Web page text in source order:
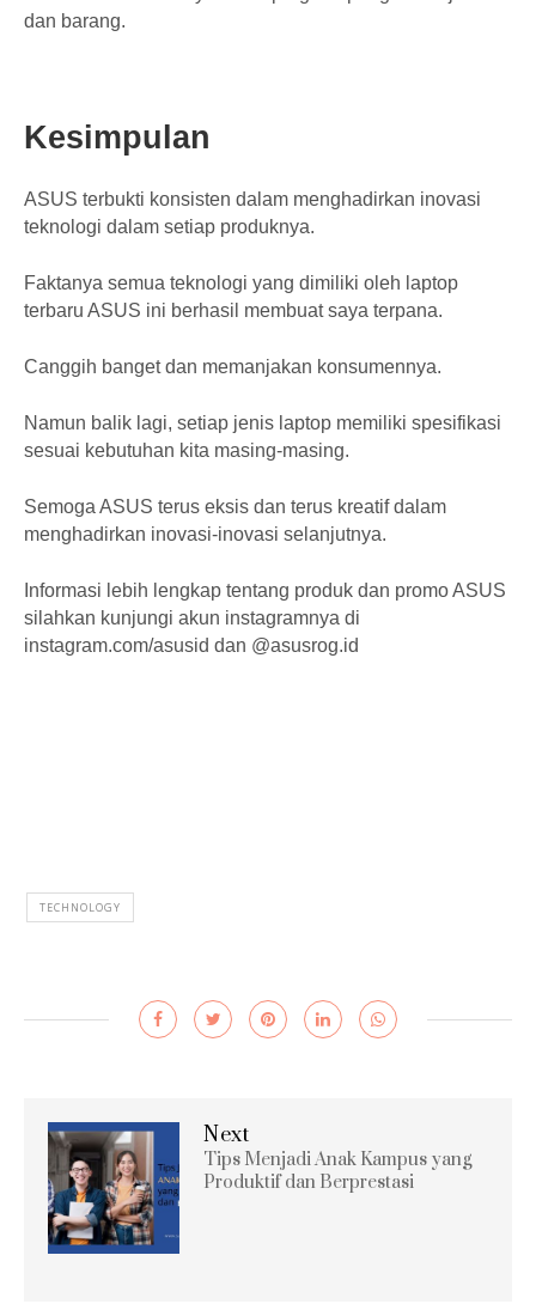
dan barang.
Kesimpulan
ASUS terbukti konsisten dalam menghadirkan inovasi
teknologi dalam setiap produknya.
Faktanya semua teknologi yang dimiliki oleh laptop
terbaru ASUS ini berhasil membuat saya terpana.
Canggih banget dan memanjakan konsumennya.
Namun balik lagi, setiap jenis laptop memiliki spesifikasi
sesuai kebutuhan kita masing-masing.
Semoga ASUS terus eksis dan terus kreatif dalam
menghadirkan inovasi-inovasi selanjutnya.
Informasi lebih lengkap tentang produk dan promo ASUS
silahkan kunjungi akun instagramnya di
instagram.com/asusid dan @asusrog.id
TECHNOLOGY
Next
Tips Menjadi Anak Kampus yang
Produktif dan Berprestasi